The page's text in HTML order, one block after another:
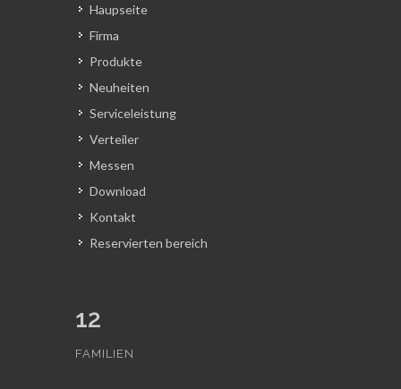
Haupseite
Firma
Produkte
Neuheiten
Serviceleistung
Verteiler
Messen
Download
Kontakt
Reservierten bereich
12
FAMILIEN